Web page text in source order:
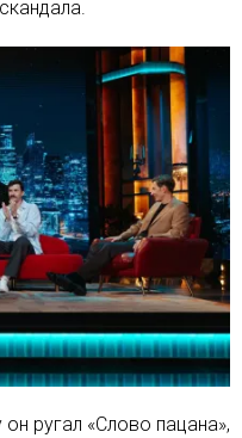
ругал «Слово пацана»,